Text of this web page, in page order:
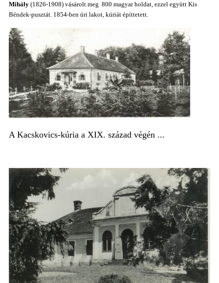
Mihály (1826-1908) vásárolt meg 800 magyar holdat, ezzel együtt Kis
Béndek-pusztát. 1854-ben úri lakot, kúriát építtetett.
A Kacskovics-kúria a XIX. század végén ...